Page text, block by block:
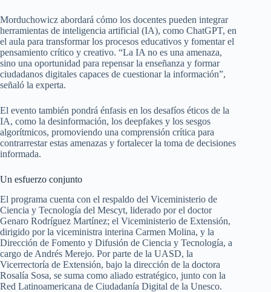
Morduchowicz abordará cómo los docentes pueden integrar
herramientas de inteligencia artificial (IA), como ChatGPT, en
el aula para transformar los procesos educativos y fomentar el
pensamiento crítico y creativo. “La IA no es una amenaza,
sino una oportunidad para repensar la enseñanza y formar
ciudadanos digitales capaces de cuestionar la información”,
señaló la experta.
El evento también pondrá énfasis en los desafíos éticos de la
IA, como la desinformación, los deepfakes y los sesgos
algorítmicos, promoviendo una comprensión crítica para
contrarrestar estas amenazas y fortalecer la toma de decisiones
informada.
Un esfuerzo conjunto
El programa cuenta con el respaldo del Viceministerio de
Ciencia y Tecnología del Mescyt, liderado por el doctor
Genaro Rodríguez Martínez; el Viceministerio de Extensión,
dirigido por la viceministra interina Carmen Molina, y la
Dirección de Fomento y Difusión de Ciencia y Tecnología, a
cargo de Andrés Merejo. Por parte de la UASD, la
Vicerrectoría de Extensión, bajo la dirección de la doctora
Rosalía Sosa, se suma como aliado estratégico, junto con la
Red Latinoamericana de Ciudadanía Digital de la Unesco.